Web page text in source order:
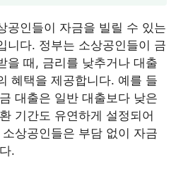
공인들이 자금을 빌릴 수 있는
니다. 정부는 소상공인들이 금
을 때, 금리를 낮추거나 대출
혜택을 제공합니다. 예를 들
대출은 일반 대출보다 낮은
기간도 유연하게 설정되어
상공인들은 부담 없이 자금
.